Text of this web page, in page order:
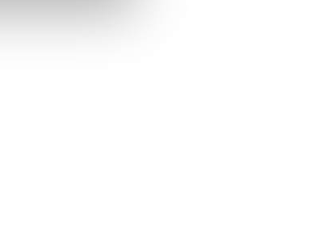
Bu
sunulması
yönelik
bilgi için Ayarlar
ilgili